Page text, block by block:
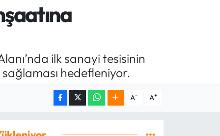
%-0.18
ilk sanayi tesisinin
hedefleniyor.
A- A+